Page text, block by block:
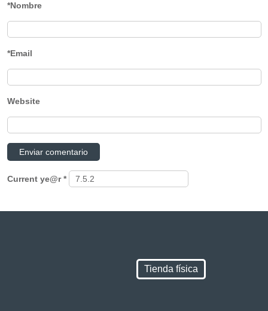
*Nombre
*Email
Website
Current ye@r*
Tienda física